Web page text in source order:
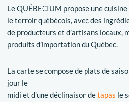
Le QUÉBECIUM propose une
le terroir québécois, avec des
de producteurs et d’artisans locaux,
produits d’importation du Québec.
La carte se compose de plats de
jour le
midi et d’une déclinaison detapas le